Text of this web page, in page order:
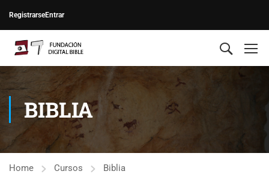
RegistrarseEntrar
BIBLIA
Home Cursos Biblia